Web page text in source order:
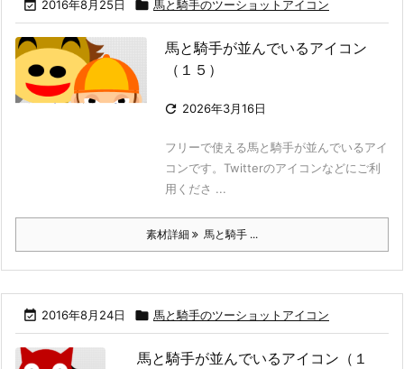
 2016年8月25日  馬と騎手のツーショットアイコン
馬と騎手が並んでいるアイコン
（１５）
 2026年3月16日
フリーで使える馬と騎手が並んでいるアイ
コンです。Twitterのアイコンなどにご利
用くださ ...
素材詳細 馬と騎手 ...
 2016年8月24日  馬と騎手のツーショットアイコン
馬と騎手が並んでいるアイコン（１